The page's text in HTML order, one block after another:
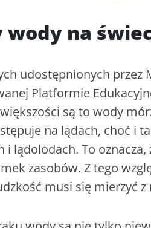
wody na
udostępnionych
Platformie
są to wody
na lądach, choć i
i lądolodach. To
zasobów. Z tego
musi się mierzyć